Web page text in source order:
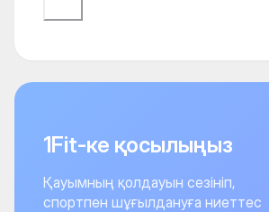
1Fit-ке қосылыңыз
Қауымның қолдауын сезініп,
спортпен шұғылдануға ниеттес